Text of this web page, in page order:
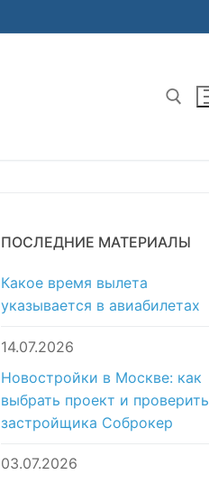
ПОСЛЕДНИЕ МАТЕРИАЛЫ
Какое время вылета
указывается в авиабилетах
14.07.2026
Новостройки в Москве: как
выбрать проект и проверить
застройщика Соброкер
03.07.2026